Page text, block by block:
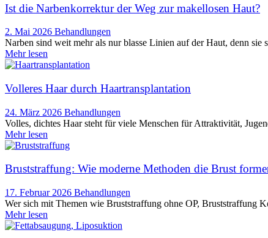
Ist die Narbenkorrektur der Weg zur makellosen Haut?
2. Mai 2026 Behandlungen
Narben sind weit mehr als nur blasse Linien auf der Haut, denn
Mehr lesen
Volleres Haar durch Haartransplantation
24. März 2026 Behandlungen
Volles, dichtes Haar steht für viele Menschen für Attraktivität,
Mehr lesen
Bruststraffung: Wie moderne Methoden die Brust
17. Februar 2026 Behandlungen
Wer sich mit Themen wie Bruststraffung ohne OP, Bruststraffung
Mehr lesen